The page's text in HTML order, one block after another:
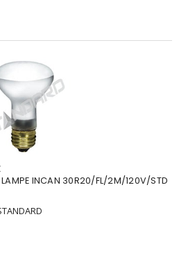
INCAN 30R20/FL/2M/120V/STD